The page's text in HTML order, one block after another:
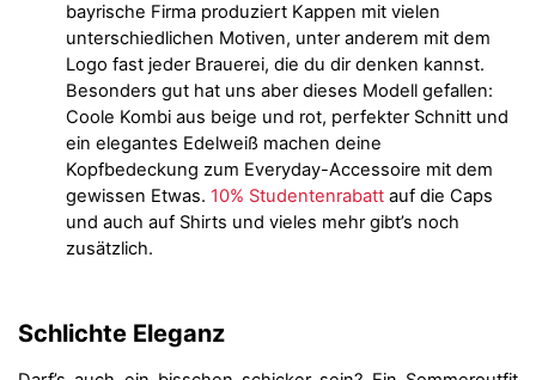
bayrische Firma produziert Kappen mit vielen
unterschiedlichen Motiven, unter anderem mit dem
Logo fast jeder Brauerei, die du dir denken kannst.
Besonders gut hat uns aber dieses Modell gefallen:
Coole Kombi aus beige und rot, perfekter Schnitt und
ein elegantes Edelweiß machen deine
Kopfbedeckung zum Everyday-Accessoire mit dem
gewissen Etwas. 10% Studentenrabatt auf die Caps
und auch auf Shirts und vieles mehr gibt’s noch
zusätzlich.
Schlichte Eleganz